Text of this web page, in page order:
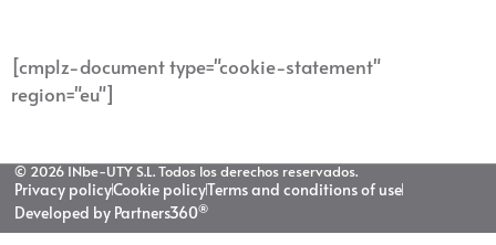
[cmplz-document type="cookie-statement"
region="eu"]
© 2026 INbe-UTY S.L. Todos los derechos reservados.
Privacy policyCookie policyTerms and conditions of use
Developed by Partners360®